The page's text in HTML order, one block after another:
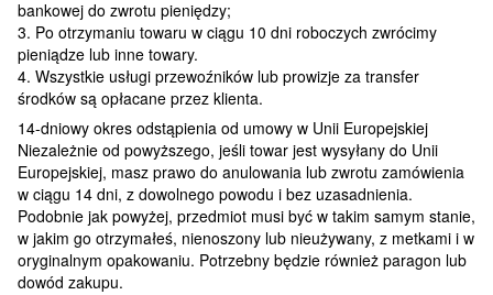
bankowej do zwrotu pieniędzy;
3. Po otrzymaniu towaru w ciągu 10 dni roboczych zwrócimy
pieniądze lub inne towary.
4. Wszystkie usługi przewoźników lub prowizje za transfer
środków są opłacane przez klienta.
14-dniowy okres odstąpienia od umowy w Unii Europejskiej
Niezależnie od powyższego, jeśli towar jest wysyłany do Unii
Europejskiej, masz prawo do anulowania lub zwrotu zamówienia
w ciągu 14 dni, z dowolnego powodu i bez uzasadnienia.
Podobnie jak powyżej, przedmiot musi być w takim samym stanie,
w jakim go otrzymałeś, nienoszony lub nieużywany, z metkami i w
oryginalnym opakowaniu. Potrzebny będzie również paragon lub
dowód zakupu.